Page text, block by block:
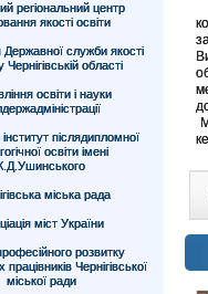
регіональний центр
якості освіти
Державної служби якості
Чернігівській області
освіти і науки
післядипломної
освіти імені
міська рада
міст України
розвитку
працівників Чернігівської
міської ради